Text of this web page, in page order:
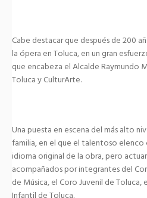
Cabe destacar que después de 200
la ópera en Toluca, en un gran
que encabeza el Alcalde Raymundo
Toluca y CulturArte.
Una puesta en escena del más alto
familia, en el que el talentoso elenco
idioma original de la obra, pero
acompañados por integrantes del
de Música, el Coro Juvenil de